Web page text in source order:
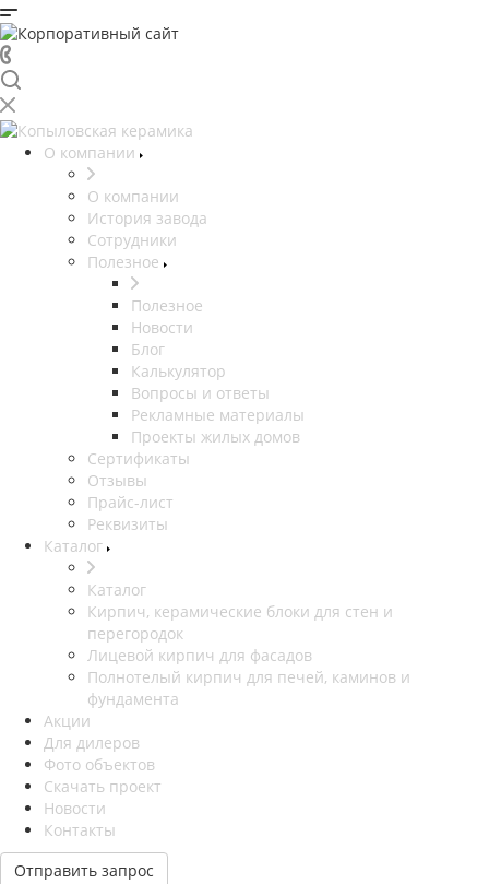
О компании
О компании
История завода
Сотрудники
Полезное
Полезное
Новости
Блог
Калькулятор
Вопросы и ответы
Рекламные материалы
Проекты жилых домов
Сертификаты
Отзывы
Прайс-лист
Реквизиты
Каталог
Каталог
Кирпич, керамические блоки для стен и
перегородок
Лицевой кирпич для фасадов
Полнотелый кирпич для печей, каминов и
фундамента
Акции
Для дилеров
Фото объектов
Скачать проект
Новости
Контакты
Отправить запрос